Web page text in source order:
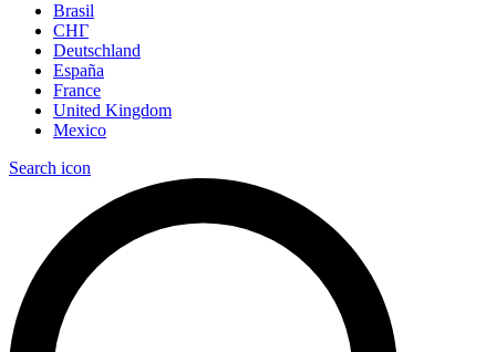
Brasil
СНГ
Deutschland
España
France
United Kingdom
Mexico
Search icon